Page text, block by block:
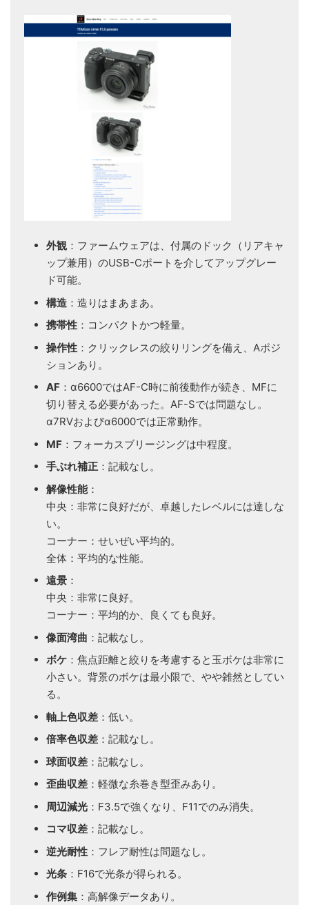
外観 ：ファームウェアは、付属のドック（リアキャ
ップ兼用）のUSB-Cポートを介してアップグレー
ド可能。
構造 ：造りはまあまあ。
携帯性 ：コンパクトかつ軽量。
操作性 ：クリックレスの絞りリングを備え、Aポジ
ションあり。
AF ：α6600ではAF-C時に前後動作が続き、MFに
切り替える必要があった。AF-Sでは問題なし。
α7RVおよびα6000では正常動作。
MF ：フォーカスブリージングは中程度。
手ぶれ補正 ：記載なし。
解像性能：
中央：非常に良好だが、卓越したレベルには達しな
い。
コーナー：せいぜい平均的。
全体：平均的な性能。
遠景 ：
中央：非常に良好。
コーナー：平均的か、良くても良好。
像面湾曲 ：記載なし。
ボケ ：焦点距離と絞りを考慮すると玉ボケは非常に
小さい。背景のボケは最小限で、やや雑然としてい
る。
軸上色収差 ：低い。
倍率色収差 ：記載なし。
球面収差 ：記載なし。
歪曲収差 ：軽微な糸巻き型歪みあり。
周辺減光 ：F3.5で強くなり、F11でのみ消失。
コマ収差 ：記載なし。
逆光耐性 ：フレア耐性は問題なし。
光条 ：F16で光条が得られる。
作例集 ：高解像データあり。